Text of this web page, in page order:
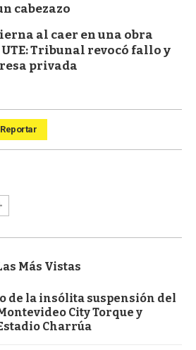
cabezazo
al caer en una obra
Tribunal revocó fallo y
privada
Reportar
Más Vistas
de la insólita suspensión del
City Torque y
Charrúa